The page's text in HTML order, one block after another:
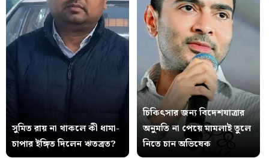
সুমিত রায় না থাকলে কী ধামা-
চাপার ইঙ্গিত দিলেন ঋতব্রত?
চিকিৎসার জন্য বিদেশযাত্রার
অনুমতি না পেয়ে মামলাই তুলে
নিতে চান অভিষেক